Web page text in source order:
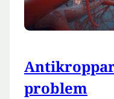
problem